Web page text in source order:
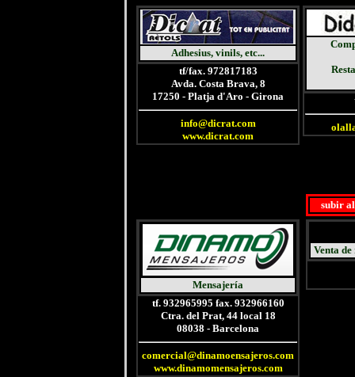
Adhesius, vinils, etc...
tf/fax. 972817183
Avda. Costa Brava, 8
17250 - Platja d'Aro - Girona
info@dicrat.com
www.dicrat.com
subir
Mensajería
tf. 932965995 fax. 932966160
Ctra. del Prat, 44 local 18
08038 - Barcelona
comercial@dinamoensajeros.com
www.dinamomensajeros.com
Venta de